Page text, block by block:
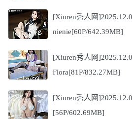
[Xiuren秀人网
nienie[60P/642.39MB]
[Xiuren秀人网
Flora[81P/832.27MB]
[Xiuren秀人网
[56P/602.69MB]